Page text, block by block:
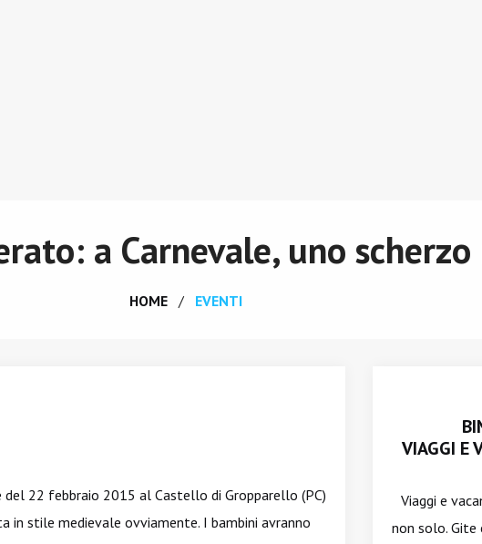
a Carnevale, uno
HOME EVENTI
22 febbraio 2015 al Castello di Gropparello (PC)
in stile medievale ovviamente. I bambini avranno
VIAGGI E
Viaggi e
non solo. Gite